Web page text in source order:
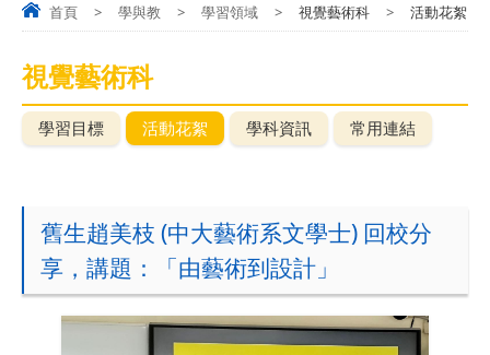
首頁 > 學與教 > 學習領域 > 視覺藝術科 > 活動花絮
視覺藝術科
學習目標 活動花絮 學科資訊 常用連結
舊生趙美枝 (中大藝術系文學士) 回校分
享，講題：「由藝術到設計」